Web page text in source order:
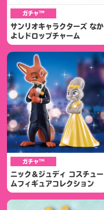
ガチャ™
サンリオキャラクターズ なか
よしドロップチャーム
ガチャ™
ニック＆ジュディ コスチュー
ムフィギュアコレクション